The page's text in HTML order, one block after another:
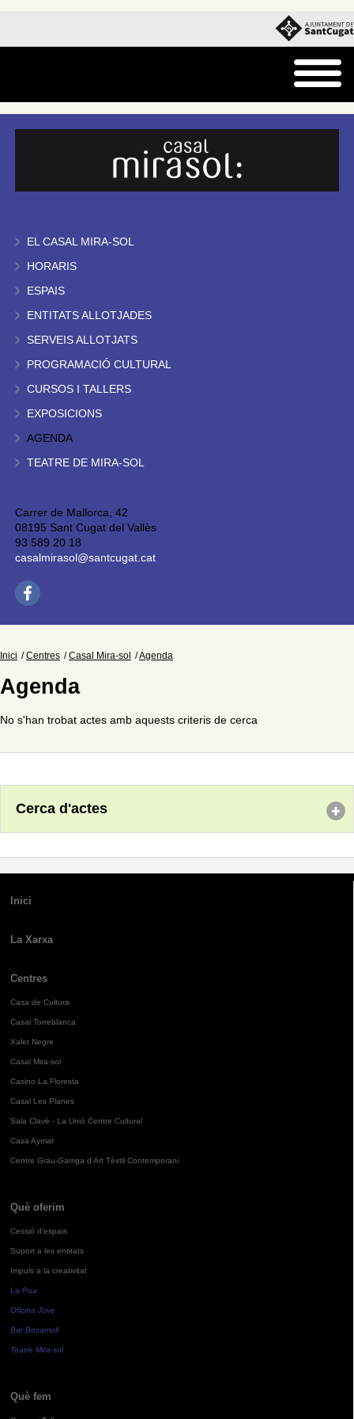
EL CASAL MIRA-SOL
HORARIS
ESPAIS
ENTITATS ALLOTJADES
SERVEIS ALLOTJATS
PROGRAMACIÓ CULTURAL
CURSOS I TALLERS
EXPOSICIONS
AGENDA
TEATRE DE MIRA-SOL
Carrer de Mallorca, 42
08195 Sant Cugat del Vallès
93 589 20 18
casalmirasol@santcugat.cat
Inici Centres Casal Mira-sol Agenda
Agenda
No s'han trobat actes amb aquests criteris de cerca
Cerca d'actes
Inici
La Xarxa
Centres
Casa de Cultura
Casal Torreblanca
Xalet Negre
Casal Mira-sol
Casino La Floresta
Casal Les Planes
Sala Clavé - La Unió Centre Cultural
Casa Aymat
Centre Grau-Garriga d'Art Tèxtil Contemporani
Què oferim
Cessió d'espais
Suport a les entitats
Impuls a la creativitat
La Pua
Oficina Jove
Bar Bocamoll
Teatre Mira-sol
Què fem